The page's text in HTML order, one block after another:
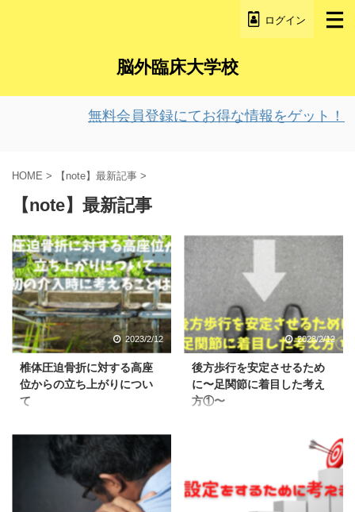
ログイン
脳外臨床大学校
無料会員登録にてお得な情報をゲット！
HOME > 【note】最新記事 >
【note】最新記事
2023/2/12
椎体圧迫骨折に対する高座
位からの立ち上がりについ
て
2023/2/12
後方歩行を安定させるため
に〜足関節に着目した考え
方①〜